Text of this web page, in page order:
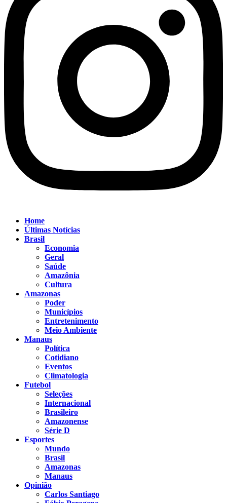
Home
Últimas Notícias
Brasil
Economia
Geral
Saúde
Amazônia
Cultura
Amazonas
Poder
Municípios
Entretenimento
Meio Ambiente
Manaus
Política
Cotidiano
Eventos
Climatologia
Futebol
Seleções
Internacional
Brasileiro
Amazonense
Série D
Esportes
Mundo
Brasil
Amazonas
Manaus
Opinião
Carlos Santiago